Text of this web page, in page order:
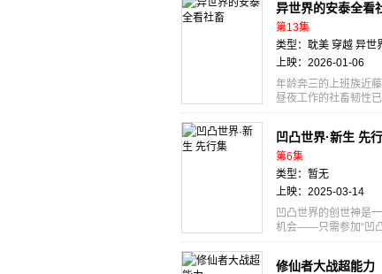
「鬼岩城…开始活动了
任，大雄一行人展开
の底。 謎ガナゾよぶ
の行き先で意見が分
に！ひみつ道具の「
ンプを楽しむ５人。
は、海底に広がる＜
信用することができ
冒険に、いざ出発！
异世界的安泰全看
第13集
类型：耽美 穿越 异世
上映：2026-01-06
年龄奔三的上班族近
昼夜工作的社畜韧性
一郎每天忙着重整会
命悬一线！ 为了获救
贵公子」的第三骑士
日、聖女召喚に巻き
畜根性が染みついて
課の立て直しを進め
栄養剤のおかげで、
い誠一郎は副作用の
う」必要があり、 誠
凹凸世界·新生 先
第6集
类型：暂无
上映：2025-03-14
凹凸世界的创世神是
机会——只需参加“凹
的胜利！ 如今，停办
修仙者大战超能力